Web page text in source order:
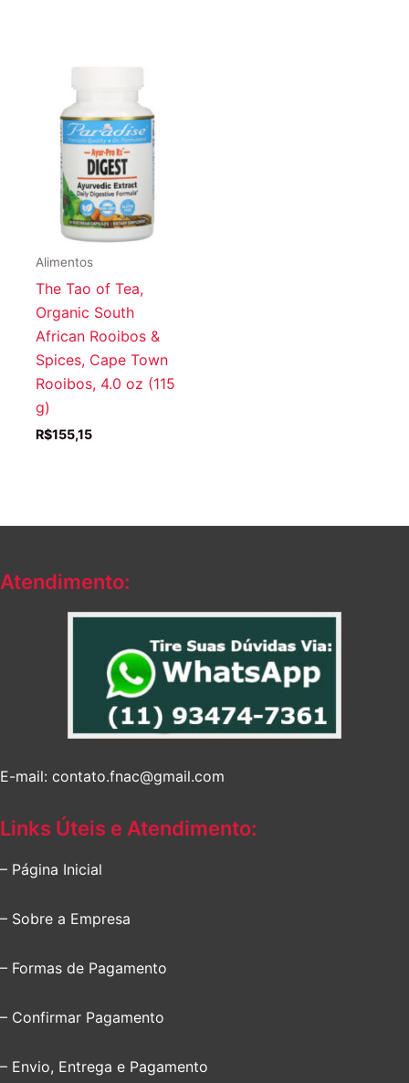
Alimentos
The Tao of Tea,
Organic South
African Rooibos &
Spices, Cape Town
Rooibos, 4.0 oz (115
g)
R$155,15
Atendimento:
E-mail: contato.fnac@gmail.com
Links Úteis e Atendimento:
– Página Inicial
– Sobre a Empresa
– Formas de Pagamento
– Confirmar Pagamento
– Envio, Entrega e Pagamento